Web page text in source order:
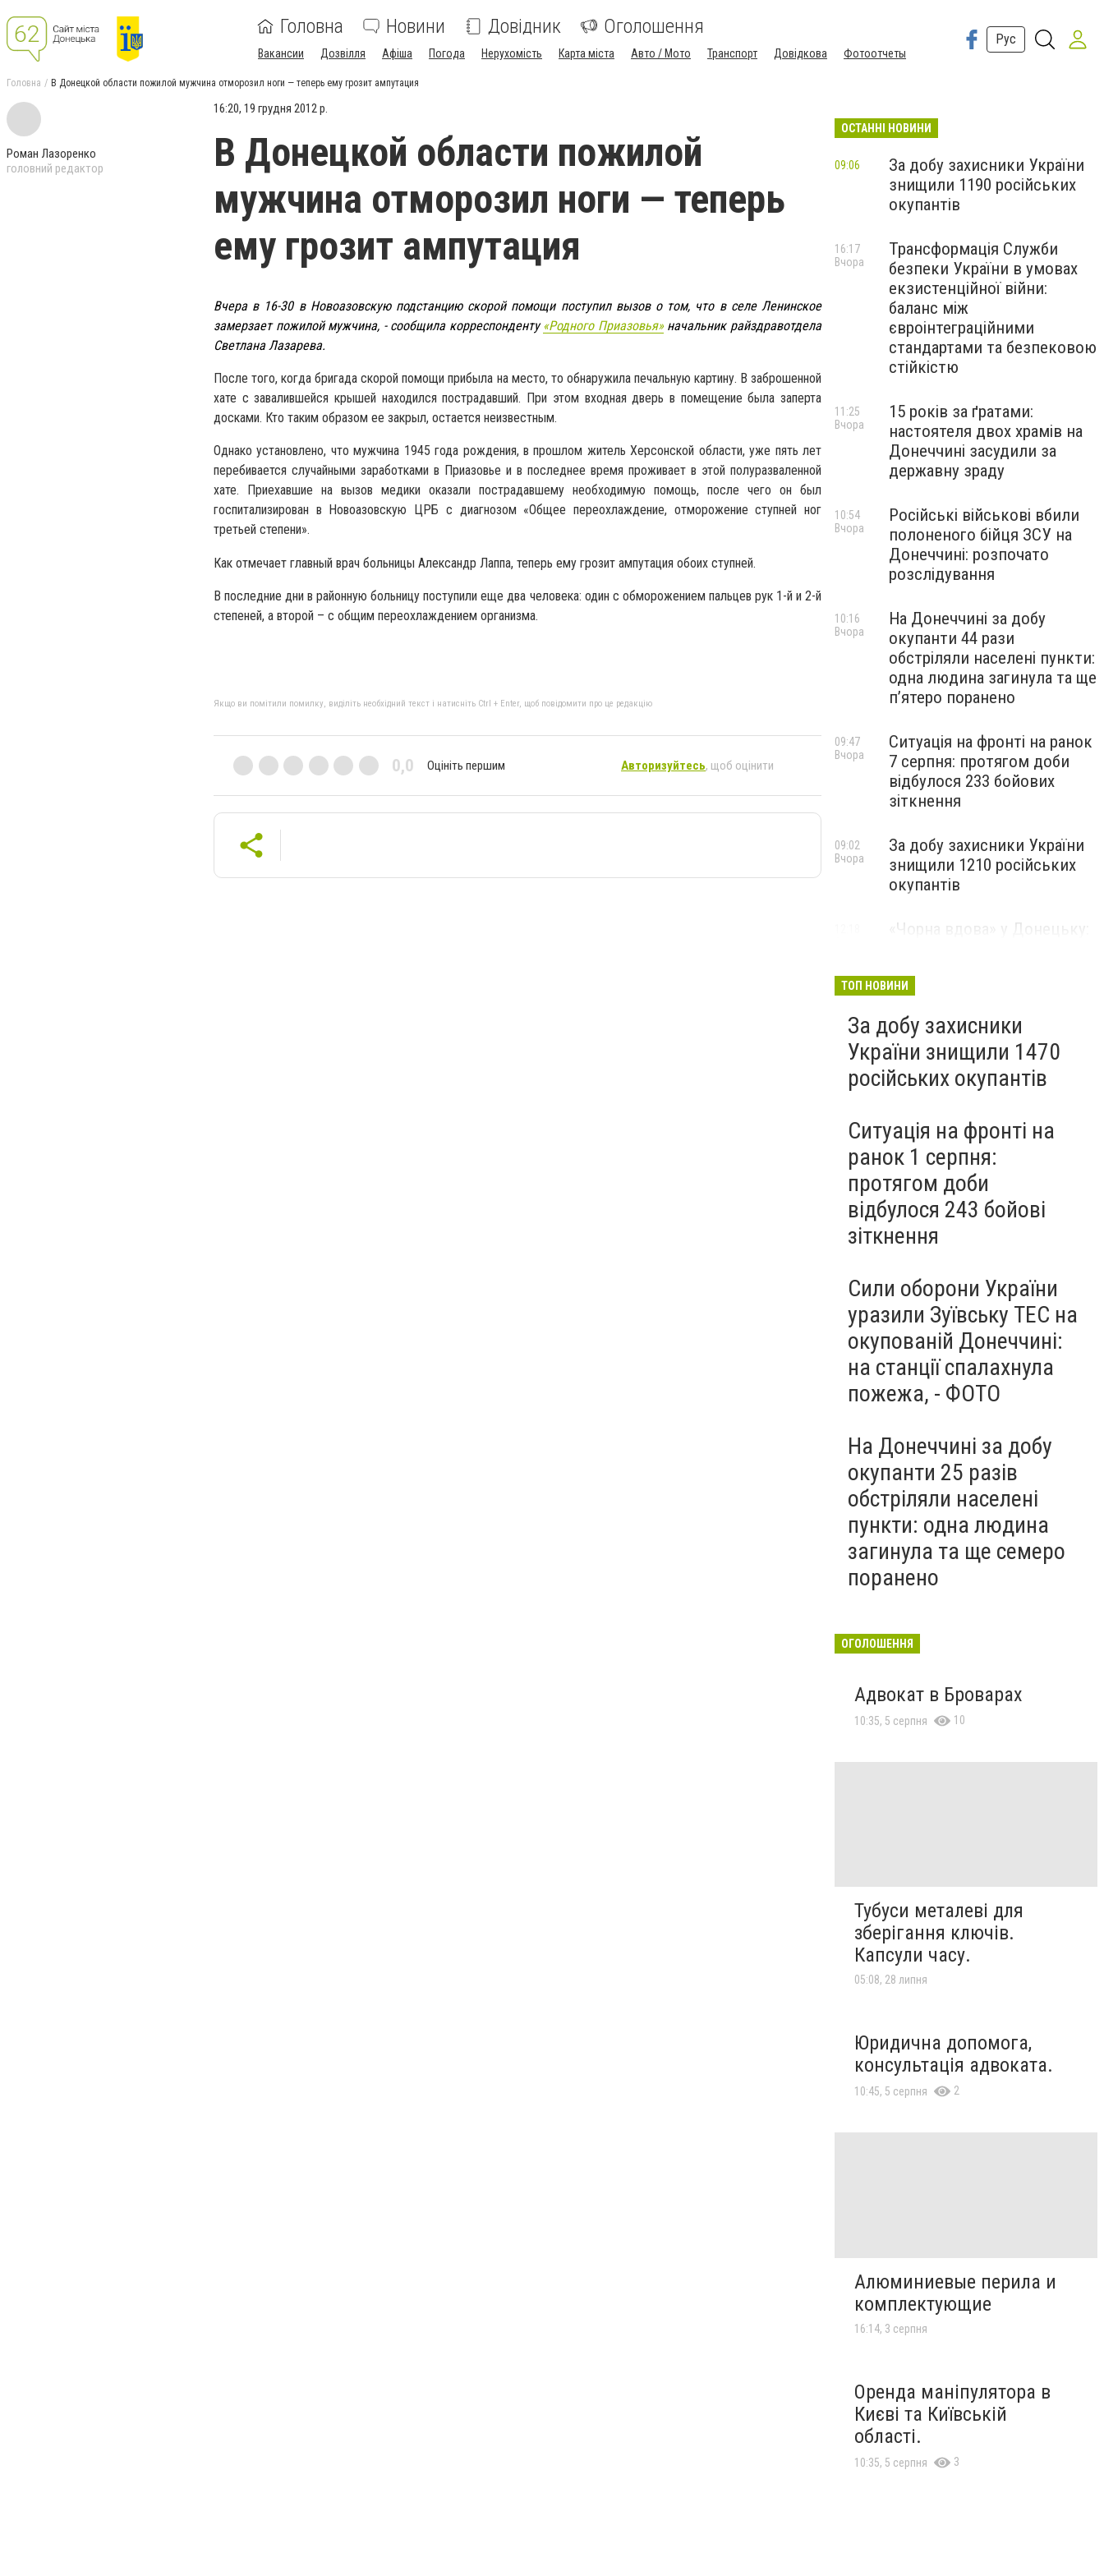
Головна Новини Довідник Оголошення
Вакансии Дозвілля Афіша Погода Нерухомість Карта міста Авто / Мото Транспорт Довідкова Фотоотчеты
Рус
Головна В Донецкой области пожилой мужчина отморозил ноги — теперь ему грозит ампутация
Роман Лазоренко
головний редактор
16:20, 19 грудня 2012 р.
В Донецкой области пожилой
мужчина отморозил ноги — теперь
ему грозит ампутация
Вчера в 16-30 в Новоазовскую подстанцию скорой помощи поступил вызов о том, что в селе Ленинское
замерзает пожилой мужчина, - сообщила корреспонденту «Родного Приазовья»начальник райздравотдела
Светлана Лазарева.
После того, когда бригада скорой помощи прибыла на место, то обнаружила печальную картину. В заброшенной
хате с завалившейся крышей находился пострадавший. При этом входная дверь в помещение была заперта
досками. Кто таким образом ее закрыл, остается неизвестным.
Однако установлено, что мужчина 1945 года рождения, в прошлом житель Херсонской области, уже пять лет
перебивается случайными заработками в Приазовье и в последнее время проживает в этой полуразваленной
хате. Приехавшие на вызов медики оказали пострадавшему необходимую помощь, после чего он был
госпитализирован в Новоазовскую ЦРБ с диагнозом «Общее переохлаждение, отморожение ступней ног
третьей степени».
Как отмечает главный врач больницы Александр Лаппа, теперь ему грозит ампутация обоих ступней.
В последние дни в районную больницу поступили еще два человека: один с обморожением пальцев рук 1-й и 2-й
степеней, а второй – с общим переохлаждением организма.
Якщо ви помітили помилку, виділіть необхідний текст і натисніть Ctrl + Enter, щоб повідомити про це редакцію
0,0 Оцініть першим Авторизуйтесь, щоб оцінити
ОСТАННІ НОВИНИ
За добу захисники України
знищили 1190 російських
окупантів
09:06
Трансформація Служби
безпеки України в умовах
екзистенційної війни:
баланс між
євроінтеграційними
стандартами та безпековою
стійкістю
16:17
Вчора
15 років за ґратами:
настоятеля двох храмів на
Донеччині засудили за
державну зраду
11:25
Вчора
Російські військові вбили
полоненого бійця ЗСУ на
Донеччині: розпочато
розслідування
10:54
Вчора
На Донеччині за добу
окупанти 44 рази
обстріляли населені пункти:
одна людина загинула та ще
пʼятеро поранено
10:16
Вчора
Ситуація на фронті на ранок
7 серпня: протягом доби
відбулося 233 бойових
зіткнення
09:47
Вчора
За добу захисники України
знищили 1210 російських
окупантів
09:02
Вчора
«Чорна вдова» у Донецьку:
небезпечного павука, -
ТОП НОВИНИ
За добу захисники
України знищили 1470
російських окупантів
Ситуація на фронті на
ранок 1 серпня:
протягом доби
відбулося 243 бойові
зіткнення
Сили оборони України
уразили Зуївську ТЕС на
окупованій Донеччині:
на станції спалахнула
пожежа, - ФОТО
На Донеччині за добу
окупанти 25 разів
обстріляли населені
пункти: одна людина
загинула та ще семеро
поранено
ОГОЛОШЕННЯ
Адвокат в Броварах
10:35, 5 серпня 10
Тубуси металеві для
зберігання ключів.
Капсули часу.
05:08, 28 липня
Юридична допомога,
консультація адвоката.
10:45, 5 серпня 2
Алюминиевые перила и
комплектующие
16:14, 3 серпня
Оренда маніпулятора в
Києві та Київській
області.
10:35, 5 серпня 3